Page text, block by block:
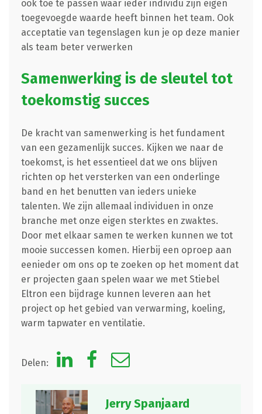
ook toe te passen waar ieder individu zijn eigen
toegevoegde waarde heeft binnen het team. Ook
acceptatie van tegenslagen kun je op deze manier
als team beter verwerken
Samenwerking is de sleutel tot
toekomstig succes
De kracht van samenwerking is het fundament
van een gezamenlijk succes. Kijken we naar de
toekomst, is het essentieel dat we ons blijven
richten op het versterken van een onderlinge
band en het benutten van ieders unieke
talenten. We zijn allemaal individuen in onze
branche met onze eigen sterktes en zwaktes.
Door met elkaar samen te werken kunnen we tot
mooie successen komen. Hierbij een oproep aan
eenieder om ons op te zoeken op het moment dat
er projecten gaan spelen waar we met Stiebel
Eltron een bijdrage kunnen leveren aan het
project op het gebied van verwarming, koeling,
warm tapwater en ventilatie.
Delen:
Jerry Spanjaard